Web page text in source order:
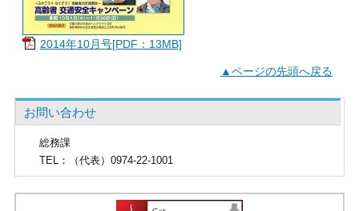
2014年10月号[PDF：13MB]
▲ページの先頭へ戻る
お問い合わせ
総務課
TEL ：（代表）0974-22-1001